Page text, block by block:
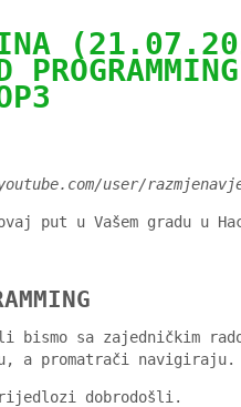
user/
put u Vašem gradu u
bismo sa zajedničkim
a promatrači navigiraju.
dobrodošli.